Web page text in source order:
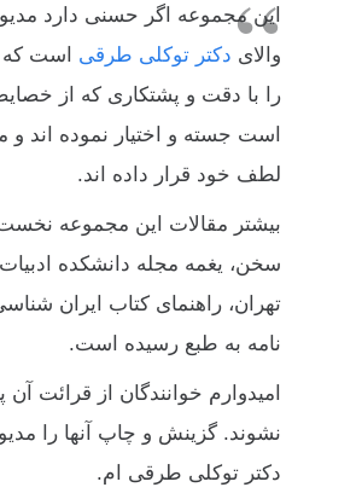
این مجموعه اگر حسنی دارد
والای دکتر توکلی طرقی است که
را با دقت و پشتکاری که از
است جسته و اختیار نموده اند و
لطف خود قرار داده اند.
بیشتر مقالات این مجموعه
سخن، یغمه مجله دانشکده
تهران، راهنمای کتاب ایران
نامه به طبع رسیده است.
امیدوارم خوانندگان از قرائت آن
نشوند. گزینش و چاپ آنها را
دکتر توکلی طرقی ام.